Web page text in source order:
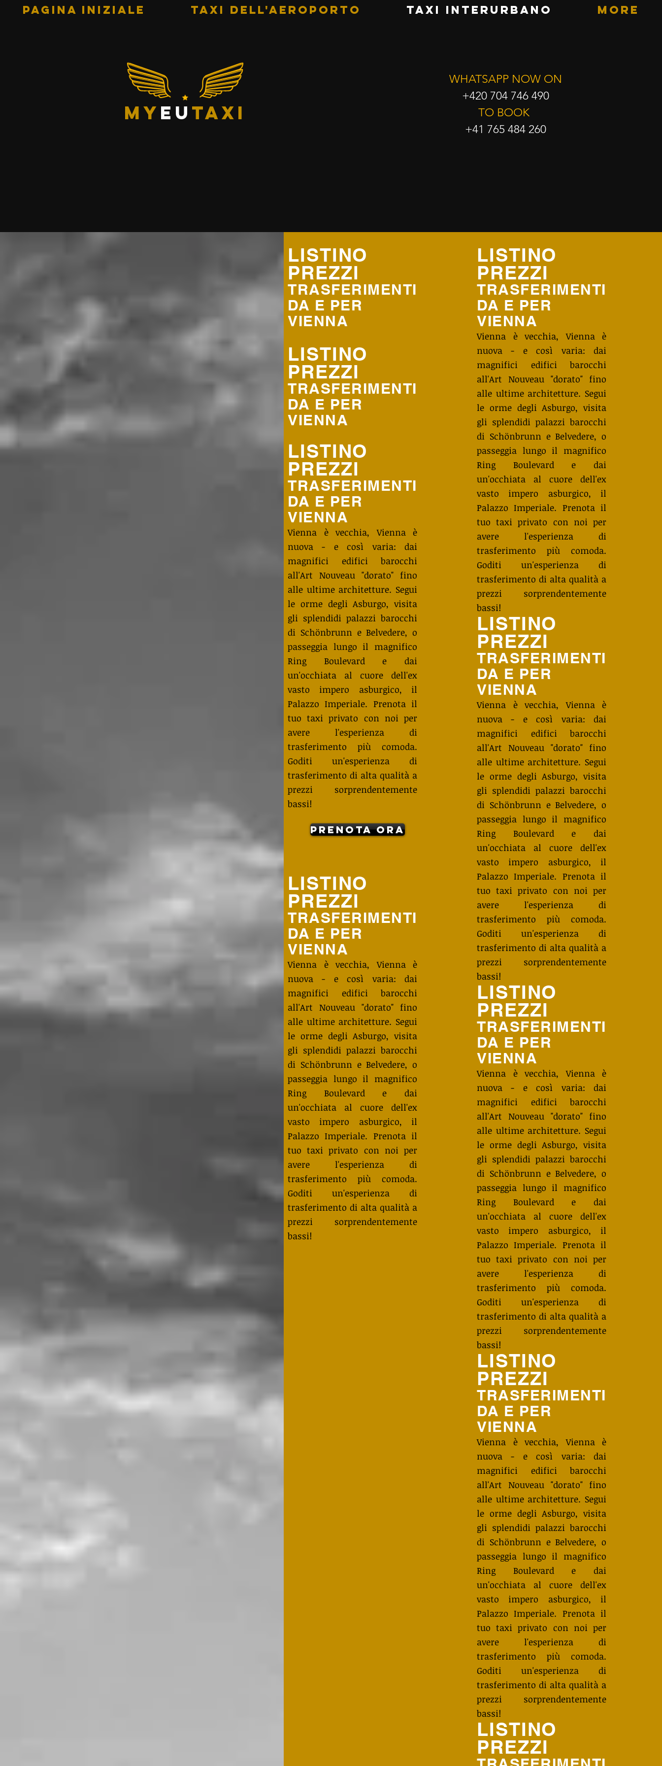
PAGINA INIZIALE Taxi dell'aeroporto Taxi interurbano More
my eu taxi
WHATSAPP NOW ON
+420 704 746 490
TO BOOK
+41 765 484 260
LISTINO
PREZZI
TRASFERIMENTI
DA E PER
VIENNA
LISTINO
PREZZI
TRASFERIMENTI
DA E PER
VIENNA
LISTINO
PREZZI
TRASFERIMENTI
DA E PER
VIENNA
Vienna è vecchia, Vienna è
nuova - e così varia: dai
magnifici edifici barocchi
all'Art Nouveau "dorato" fino
alle ultime architetture. Segui
le orme degli Asburgo, visita
gli splendidi palazzi barocchi
di Schönbrunn e Belvedere, o
passeggia lungo il magnifico
Ring Boulevard e dai
un'occhiata al cuore dell'ex
vasto impero asburgico, il
Palazzo Imperiale. Prenota il
tuo taxi privato con noi per
avere l'esperienza di
trasferimento più comoda.
Goditi un'esperienza di
trasferimento di alta qualità a
prezzi sorprendentemente
bassi!
Prenota ora
LISTINO
PREZZI
TRASFERIMENTI
DA E PER
VIENNA
Vienna è vecchia, Vienna è
nuova - e così varia: dai
magnifici edifici barocchi
all'Art Nouveau "dorato" fino
alle ultime architetture. Segui
le orme degli Asburgo, visita
gli splendidi palazzi barocchi
di Schönbrunn e Belvedere, o
passeggia lungo il magnifico
Ring Boulevard e dai
un'occhiata al cuore dell'ex
vasto impero asburgico, il
Palazzo Imperiale. Prenota il
tuo taxi privato con noi per
avere l'esperienza di
trasferimento più comoda.
Goditi un'esperienza di
trasferimento di alta qualità a
prezzi sorprendentemente
bassi!
LISTINO
PREZZI
TRASFERIMENTI
DA E PER
VIENNA
Vienna è vecchia, Vienna è
nuova - e così varia: dai
magnifici edifici barocchi
all'Art Nouveau "dorato" fino
alle ultime architetture. Segui
le orme degli Asburgo, visita
gli splendidi palazzi barocchi
di Schönbrunn e Belvedere, o
passeggia lungo il magnifico
Ring Boulevard e dai
un'occhiata al cuore dell'ex
vasto impero asburgico, il
Palazzo Imperiale. Prenota il
tuo taxi privato con noi per
avere l'esperienza di
trasferimento più comoda.
Goditi un'esperienza di
trasferimento di alta qualità a
prezzi sorprendentemente
bassi!
LISTINO
PREZZI
TRASFERIMENTI
DA E PER
VIENNA
Vienna è vecchia, Vienna è
nuova - e così varia: dai
magnifici edifici barocchi
all'Art Nouveau "dorato" fino
alle ultime architetture. Segui
le orme degli Asburgo, visita
gli splendidi palazzi barocchi
di Schönbrunn e Belvedere, o
passeggia lungo il magnifico
Ring Boulevard e dai
un'occhiata al cuore dell'ex
vasto impero asburgico, il
Palazzo Imperiale. Prenota il
tuo taxi privato con noi per
avere l'esperienza di
trasferimento più comoda.
Goditi un'esperienza di
trasferimento di alta qualità a
prezzi sorprendentemente
bassi!
LISTINO
PREZZI
TRASFERIMENTI
DA E PER
VIENNA
Vienna è vecchia, Vienna è
nuova - e così varia: dai
magnifici edifici barocchi
all'Art Nouveau "dorato" fino
alle ultime architetture. Segui
le orme degli Asburgo, visita
gli splendidi palazzi barocchi
di Schönbrunn e Belvedere, o
passeggia lungo il magnifico
Ring Boulevard e dai
un'occhiata al cuore dell'ex
vasto impero asburgico, il
Palazzo Imperiale. Prenota il
tuo taxi privato con noi per
avere l'esperienza di
trasferimento più comoda.
Goditi un'esperienza di
trasferimento di alta qualità a
prezzi sorprendentemente
bassi!
LISTINO
PREZZI
TRASFERIMENTI
DA E PER
VIENNA
Vienna è vecchia, Vienna è
nuova - e così varia: dai
magnifici edifici barocchi
all'Art Nouveau "dorato" fino
alle ultime architetture. Segui
le orme degli Asburgo, visita
gli splendidi palazzi barocchi
di Schönbrunn e Belvedere, o
passeggia lungo il magnifico
Ring Boulevard e dai
un'occhiata al cuore dell'ex
vasto impero asburgico, il
Palazzo Imperiale. Prenota il
tuo taxi privato con noi per
avere l'esperienza di
trasferimento più comoda.
Goditi un'esperienza di
trasferimento di alta qualità a
prezzi sorprendentemente
bassi!
LISTINO
PREZZI